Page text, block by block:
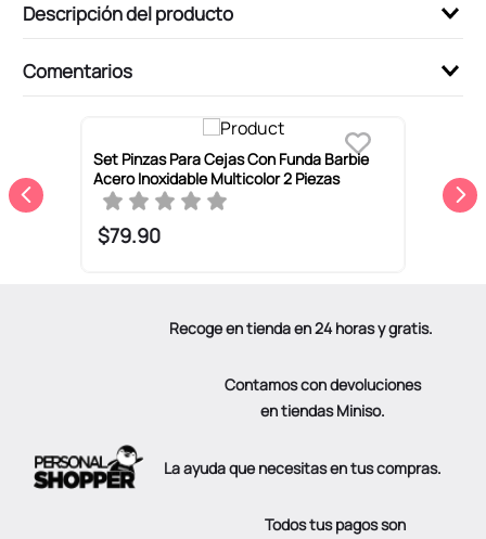
Descripción del producto
Comentarios
Set Pinzas Para Cejas Con Funda Barbie
Acero Inoxidable Multicolor 2 Piezas
$79.90
Recoge en tienda en 24 horas y gratis.
Contamos con devoluciones
en tiendas Miniso.
La ayuda que necesitas en tus compras.
Todos tus pagos son